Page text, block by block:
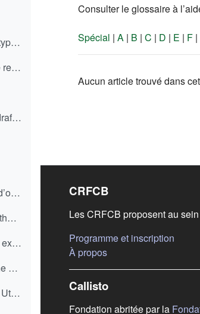
Jeu visant à distinguer les types de revues – Dur...
3. Adopter une méthode de recherche documentaire ...
https://callisto-formation.fr/draftfile.php/16585/...
1. Les grandes catégories d’outils de recherche ...
2. Les catalogues de bibliothèque Votre biblio...
3. Les bases de données Il existe divers ty...
4. Les moteurs de recherche Un moteur de recher...
POUR ALLER PLUS LOIN Utiliser des moteurs de rech...
Consulter le glossaire à
Spécial | A | B | C | D | E | F |
Aucun article trouvé dans
Liens de
CRFCB
Les CRFCB proposent au
Programme et inscription
À propos(s'ouvre dans un
Callisto
Fondation abritée par la